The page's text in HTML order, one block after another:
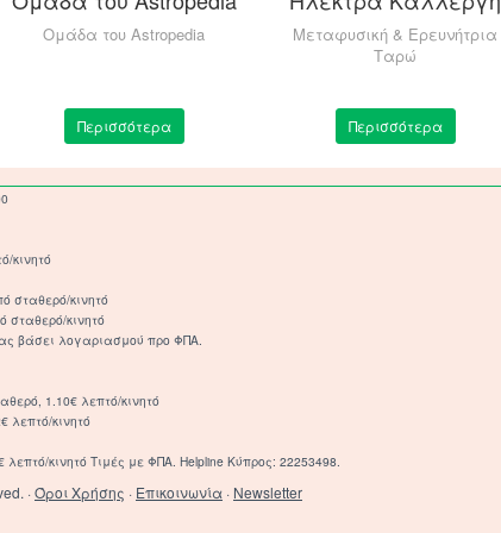
Ομάδα του Astropedia
Περισσότερα
Μεταφυσική & Ερευνήτρια
Ταρώ
Περισσότερα
κινητό
σταθερό/κινητό
σταθερό/κινητό
βάσει λογαριασμού προ ΦΠΑ.
1.10€ λεπτό/κινητό
λεπτό/κινητό
κινητό Τιμές με ΦΠΑ. Helpline Κύπρος: 22253498.
·Όροι Χρήσης · Επικοινωνία · Newsletter